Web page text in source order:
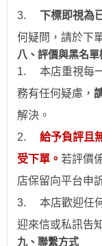
3.
下標即視為
何疑問，請於下
八、評價與黑名單
1.
本店重視每
務有任何疑慮，
解決。
2.
給予負評且
受下單。 若評價
店保留向平台申
3.
本店歡迎任
迎來信或私訊告
九、聯繫方式